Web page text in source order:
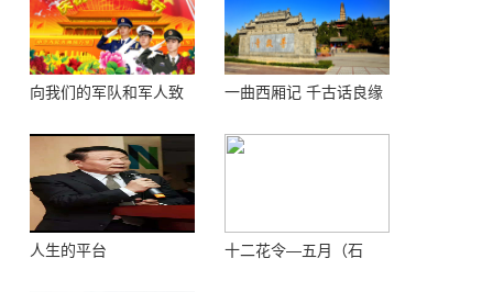
向我们的军队和军人致
一曲西厢记 千古话良缘
人生的平台
十二花令—五月（石